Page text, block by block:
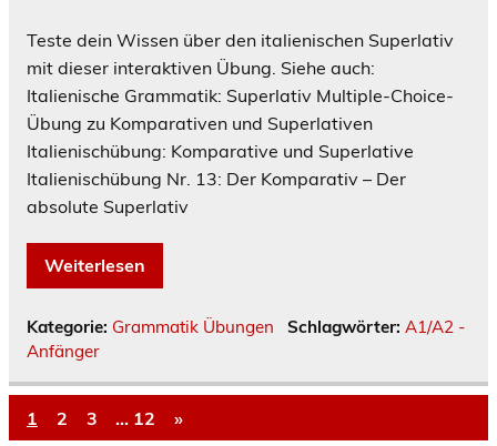
Teste dein Wissen über den italienischen Superlativ
mit dieser interaktiven Übung. Siehe auch:
Italienische Grammatik: Superlativ Multiple-Choice-
Übung zu Komparativen und Superlativen
Italienischübung: Komparative und Superlative
Italienischübung Nr. 13: Der Komparativ – Der
absolute Superlativ
Weiterlesen
Kategorie: Grammatik Übungen Schlagwörter: A1/A2 -
Anfänger
1 2 3 … 12 »